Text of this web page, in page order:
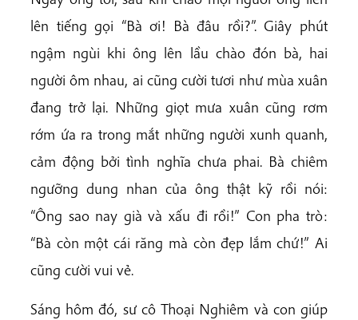
lên tiếng gọi “Bà ơi! Bà đâu rồi?”. Giây phút
ngậm ngùi khi ông lên lầu chào đón bà, hai
người ôm nhau, ai cũng cười tươi như mùa xuân
đang trở lại. Những giọt mưa xuân cũng rơm
rớm ứa ra trong mắt những người xunh quanh,
cảm động bởi tình nghĩa chưa phai. Bà chiêm
ngưỡng dung nhan của ông thật kỹ rồi nói:
“Ông sao nay già và xấu đi rồi!” Con pha trò:
“Bà còn một cái răng mà còn đẹp lắm chứ!” Ai
cũng cười vui vẻ.
Sáng hôm đó, sư cô Thoại Nghiêm và con giúp